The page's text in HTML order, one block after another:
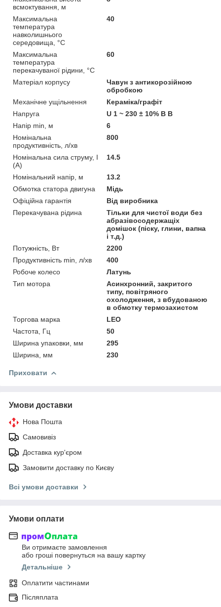
всмоктування, м
Максимальна
температура
навколишнього
середовища, °C
40
Максимальна
температура
перекачуваної рідини, °C
60
Матеріал корпусу
Чавун з антикорозійною
обробкою
Механічне ущільнення
Кераміка/графіт
Напруга
U 1 ~ 230 ± 10% В В
Напір min, м
6
Номінальна
продуктивність, л/хв
800
Номінальна сила струму, I
(А)
14.5
Номінальний напір, м
13.2
Обмотка статора двигуна
Мідь
Офіційна гарантія
Від виробника
Перекачувана рідина
Тільки для чистої води без
абразівосодержащіх
домішок (піску, глини, вапна
і т.д.)
Потужність, Вт
2200
Продуктивність min, л/хв
400
Робоче колесо
Латунь
Тип мотора
Асинхронний, закритого
типу, повітряного
охолодження, з вбудованою
в обмотку термозахистом
Торгова марка
LEO
Частота, Гц
50
Ширина упаковки, мм
295
Ширина, мм
230
Приховати
Умови доставки
Нова Пошта
Самовивіз
Доставка кур'єром
Замовити доставку по Києву
Всі умови доставки
Умови оплати
Ви отримаєте замовлення
або гроші повернуться на вашу картку
Детальніше
Оплатити частинами
Післяплата